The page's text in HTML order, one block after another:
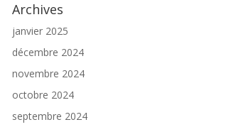
Archives
janvier 2025
décembre 2024
novembre 2024
octobre 2024
septembre 2024